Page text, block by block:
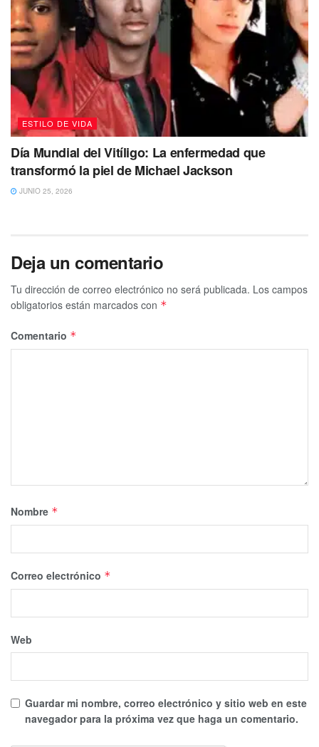
ESTILO DE VIDA
Día Mundial del Vitíligo: La enfermedad que
transformó la piel de Michael Jackson
JUNIO 25, 2026
Deja un comentario
Tu dirección de correo electrónico no será publicada. Los campos
obligatorios están marcados con *
Comentario *
Nombre *
Correo electrónico *
Web
Guardar mi nombre, correo electrónico y sitio web en este
navegador para la próxima vez que haga un comentario.